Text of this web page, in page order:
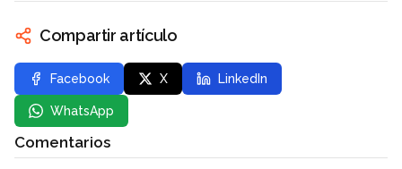
Compartir artículo
Facebook X LinkedIn
WhatsApp
Comentarios